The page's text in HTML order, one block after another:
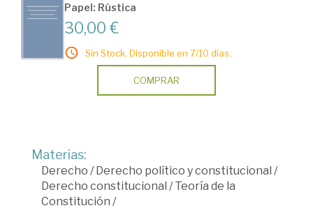
Papel: Rústica
30,00 €
Sin Stock. Disponible en 7/10 días.
COMPRAR
Materias:
Derecho /Derecho político y constitucional /
Derecho constitucional /Teoría de la
Constitución /